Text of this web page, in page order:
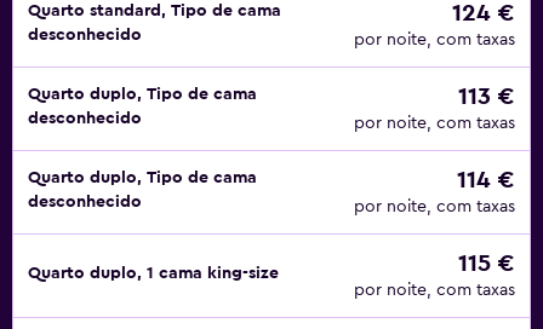
Quarto standard, Tipo de cama
desconhecido
124 €
por noite, com taxas
Quarto duplo, Tipo de cama
desconhecido
113 €
por noite, com taxas
Quarto duplo, Tipo de cama
desconhecido
114 €
por noite, com taxas
Quarto duplo, 1 cama king-size 115 €
por noite, com taxas